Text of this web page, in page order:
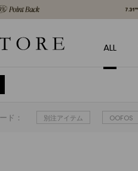
ALL
ド： 別注アイテム OOFOS